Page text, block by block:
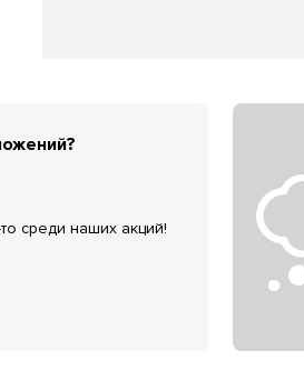
среди наших акций!